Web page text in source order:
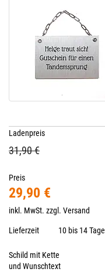
Ladenpreis
31,90 €
Preis
29,90 €
inkl. MwSt. zzgl. Versand
Lieferzeit 10 bis 14 Tage
Schild mit Kette
und Wunschtext